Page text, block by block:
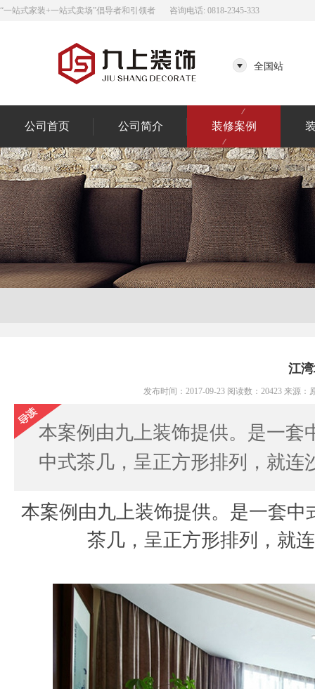
“一站式家装+一站式卖场”倡导者和引领者 咨询电话: 0818-2345-333
全国站
公司首页 公司简介 装修案例
江
发布时间：2017-09-23 阅读数：20423 来源
本案例由九上装饰提供。是一套
中式茶几，呈正方形排列，就连
本案例由九上装饰提供。是一套
茶几，呈正方形排列，就